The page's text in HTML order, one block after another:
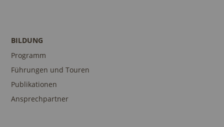
BILDUNG
Programm
Führungen und Touren
Publikationen
Ansprechpartner